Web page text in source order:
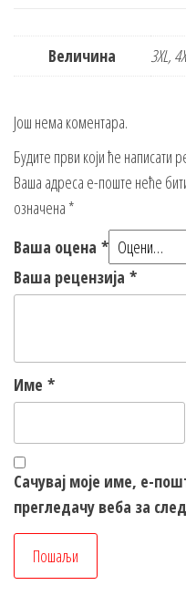
Величина 3XL,
Још нема коментара.
Будите први који ће написати
Ваша адреса е-поште неће
означена *
Ваша оцена *
Ваша рецензија *
Име *
Сачувај моје име, е-
прегледачу веба за